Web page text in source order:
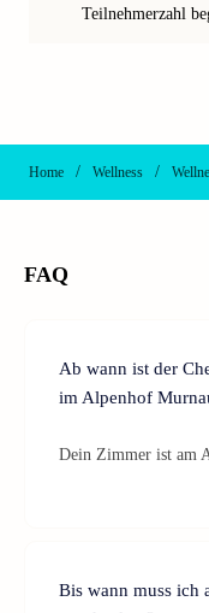
Teilnehmerzahl
Home / Wellness /
FAQ
Ab wann ist der
im Alpenhof
Dein Zimmer ist am
Bis wann muss ich